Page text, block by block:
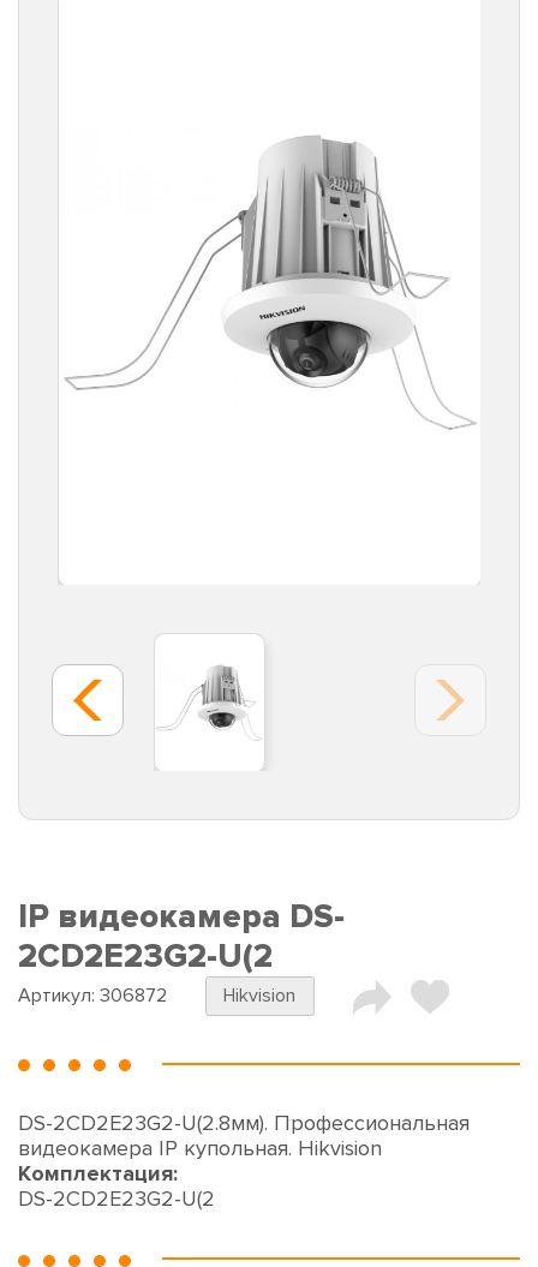
IP видеокамера DS-
2CD2E23G2-U(2
Артикул: 306872 Hikvision
DS-2CD2E23G2-U(2.8мм). Профессиональная
видеокамера IP купольная. Hikvision
Комплектация:
DS-2CD2E23G2-U(2